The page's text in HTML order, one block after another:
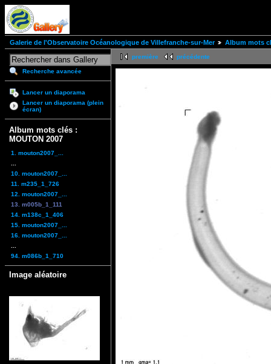
Galerie de l'Observatoire Océanologique de Villefranche-sur-Mer Album mots
Recherche avancée
Lancer un diaporama
Lancer un diaporama (plein
écran)
Album mots clés :
MOUTON 2007
1. mouton2007_...
10. mouton2007_...
11. m235_1_726
12. mouton2007_...
13. m005b_1_111
14. m138c_1_406
15. mouton2007_...
16. mouton2007_...
94. m086b_1_710
Image aléatoire
première précédente